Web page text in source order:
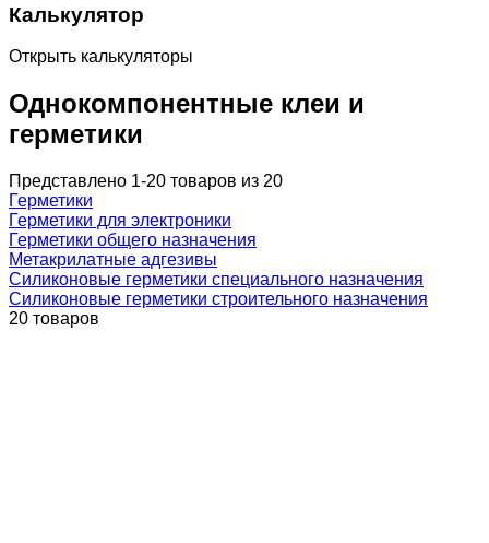
Калькулятор
Открыть калькуляторы
Однокомпонентные клеи и
герметики
Представлено 1-20 товаров из 20
Герметики
Герметики для электроники
Герметики общего назначения
Метакрилатные адгезивы
Силиконовые герметики специального назначения
Силиконовые герметики строительного назначения
20 товаров